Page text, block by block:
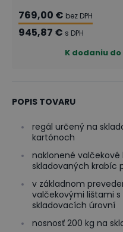
769,00 € bez DPH
945,87 € s DPH
K dodaniu
POPIS TOVARU
regál určený na
kartónoch
naklonené
skladovaných krabíc
v základnom
valčekovými lištami
skladovacích úrovní
nosnosť 200 kg na